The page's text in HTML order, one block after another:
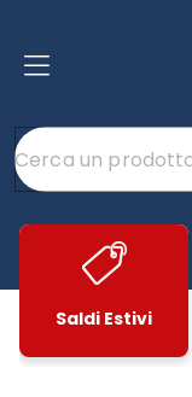
Saldi Estivi